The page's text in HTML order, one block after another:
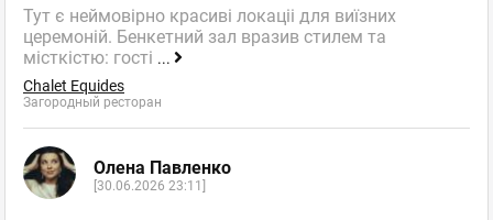
Тут є неймовірно красиві локаціі для виїзних
церемоній. Бенкетний зал вразив стилем та
місткістю: гості ...
Chalet Equides
Загородный ресторан
Олена Павленко
[30.06.2026 23:11]